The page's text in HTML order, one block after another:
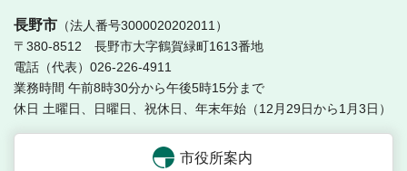
長野市 （法人番号3000020202011）
〒380-8512 長野市大字鶴賀緑町1613番地
電話（代表）026-226-4911
業務時間 午前8時30分から午後5時15分まで
休日 土曜日、日曜日、祝休日、年末年始（12月29日から1月3日）
市役所案内